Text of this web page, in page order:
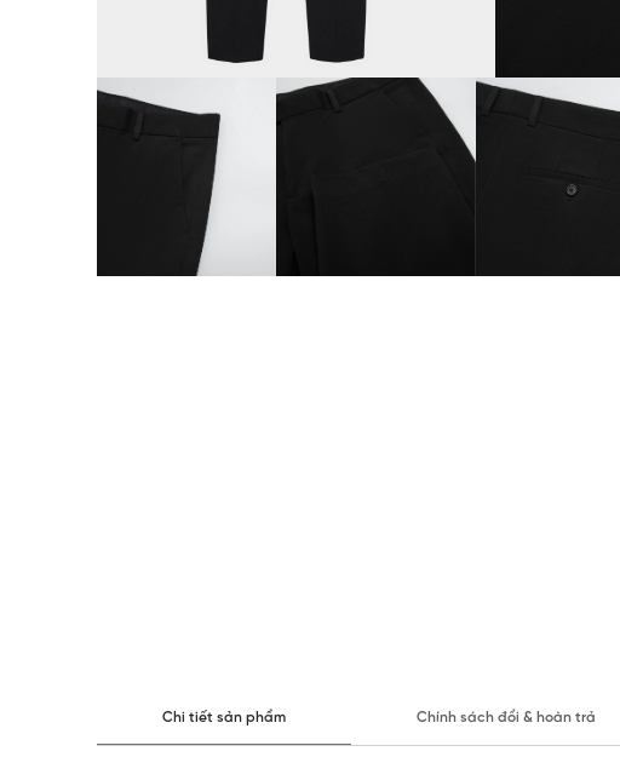
Chi tiết sản phẩm Chính sách đổi & hoàn trả